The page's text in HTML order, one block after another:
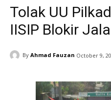
Tolak UU
IISIP Blokir
By Ahmad Fauzan October 9,